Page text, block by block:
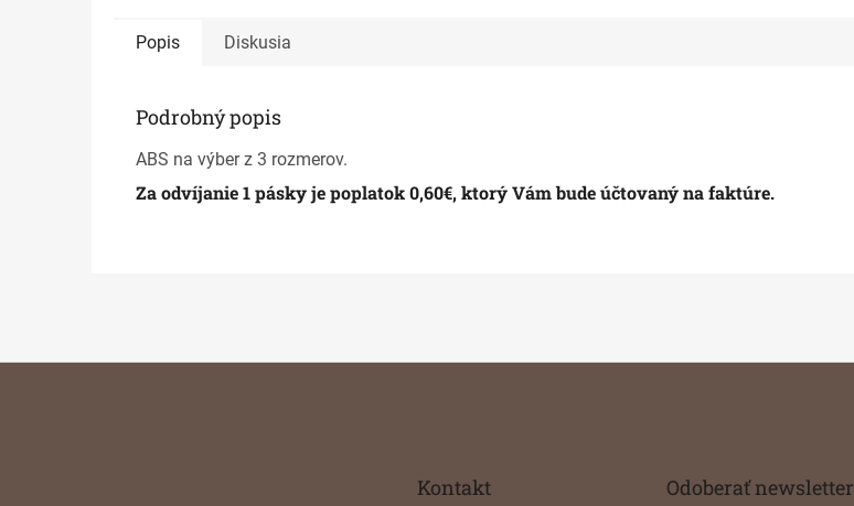
Popis Diskusia
Podrobný popis
ABS na výber z 3 rozmerov.
Za odvíjanie 1 pásky je poplatok 0,60€, ktorý Vám bude účtovaný na faktúre.
Kontakt Odoberať newsletter